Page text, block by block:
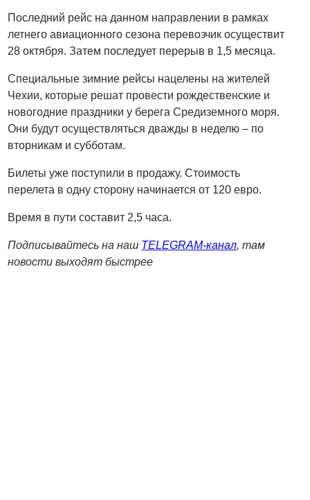
Последний рейс на данном направлении в рамках
летнего авиационного сезона перевозчик осуществит
28 октября. Затем последует перерыв в 1,5 месяца.
Специальные зимние рейсы нацелены на жителей
Чехии, которые решат провести рождественские и
новогодние праздники у берега Средиземного моря.
Они будут осуществляться дважды в неделю – по
вторникам и субботам.
Билеты уже поступили в продажу. Стоимость
перелета в одну сторону начинается от 120 евро.
Время в пути составит 2,5 часа.
Подписывайтесь на наш TELEGRAM-канал, там
новости выходят быстрее